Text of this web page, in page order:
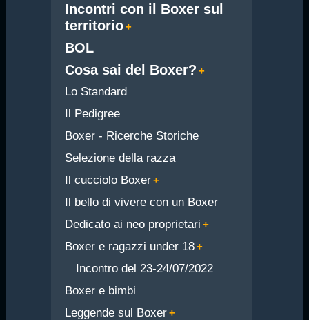
Incontri con il Boxer sul
territorio
BOL
Cosa sai del Boxer?
Lo Standard
Il Pedigree
Boxer - Ricerche Storiche
Selezione della razza
Il cucciolo Boxer
Il bello di vivere con un Boxer
Dedicato ai neo proprietari
Boxer e ragazzi under 18
Incontro del 23-24/07/2022
Boxer e bimbi
Leggende sul Boxer